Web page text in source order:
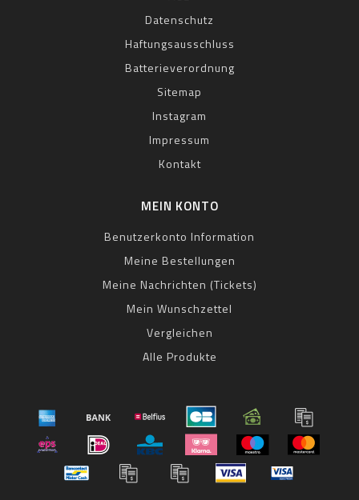
Datenschutz
Haftungsausschluss
Batterieverordnung
Sitemap
Instagram
Impressum
Kontakt
MEIN KONTO
Benutzerkonto Information
Meine Bestellungen
Meine Nachrichten (Tickets)
Mein Wunschzettel
Vergleichen
Alle Produkte